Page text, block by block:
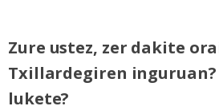
Zure ustez, zer dakite
Txillardegiren
lukete?